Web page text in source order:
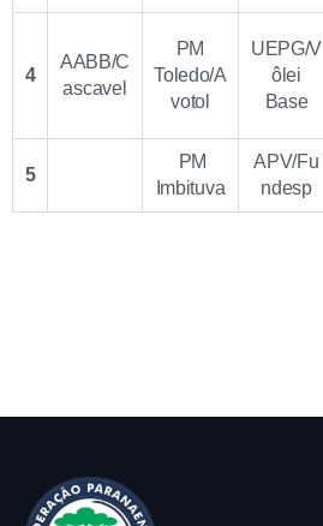
4
AABB/C
ascavel
PM
Toledo/A
votol
UEPG/V
ôlei
Base
5
PM
Imbituva
APV/Fu
ndesp